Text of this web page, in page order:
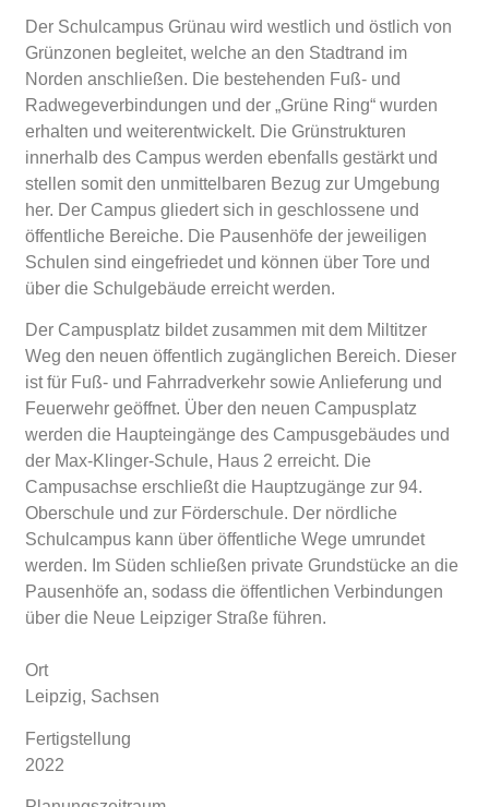
Der Schulcampus Grünau wird westlich und östlich von
Grünzonen begleitet, welche an den Stadtrand im
Norden anschließen. Die bestehenden Fuß- und
Radwegeverbindungen und der „Grüne Ring“ wurden
erhalten und weiterentwickelt. Die Grünstrukturen
innerhalb des Campus werden ebenfalls gestärkt und
stellen somit den unmittelbaren Bezug zur Umgebung
her. Der Campus gliedert sich in geschlossene und
öffentliche Bereiche. Die Pausenhöfe der jeweiligen
Schulen sind eingefriedet und können über Tore und
über die Schulgebäude erreicht werden.
Der Campusplatz bildet zusammen mit dem Miltitzer
Weg den neuen öffentlich zugänglichen Bereich. Dieser
ist für Fuß- und Fahrradverkehr sowie Anlieferung und
Feuerwehr geöffnet. Über den neuen Campusplatz
werden die Haupteingänge des Campusgebäudes und
der Max-Klinger-Schule, Haus 2 erreicht. Die
Campusachse erschließt die Hauptzugänge zur 94.
Oberschule und zur Förderschule. Der nördliche
Schulcampus kann über öffentliche Wege umrundet
werden. Im Süden schließen private Grundstücke an die
Pausenhöfe an, sodass die öffentlichen Verbindungen
über die Neue Leipziger Straße führen.
Ort
Leipzig, Sachsen
Fertigstellung
2022